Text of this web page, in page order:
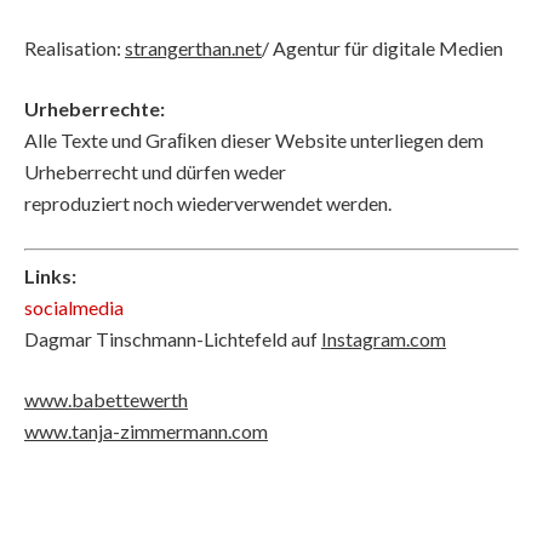
Realisation: strangerthan.net/ Agentur für digitale Medien
Urheberrechte:
Alle Texte und Graﬁken dieser Website unterliegen dem
Urheberrecht und dürfen weder
reproduziert noch wiederverwendet werden.
Links:
socialmedia
Dagmar Tinschmann-Lichtefeld auf Instagram.com
www.babettewerth
www.tanja-zimmermann.com